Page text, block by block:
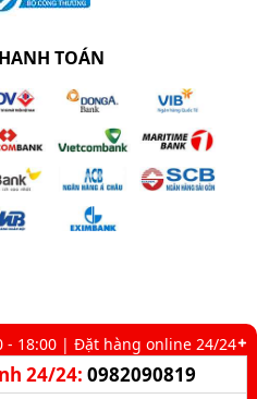
TOÁN
Sơn Nhì, TP. HCM
- 18:00 | Đặt hàng online 24/24
24/24:0982090819